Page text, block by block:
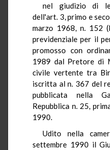
nel giudizio di
dell'art. 3, primo e
marzo 1968, n. 152
previdenziale per il
promosso con
1989 dal Pretore di
civile vertente tra
iscritta al n. 367 del
pubblicata nella
Repubblica n. 25,
1990.
Udito nella
settembre 1990 il